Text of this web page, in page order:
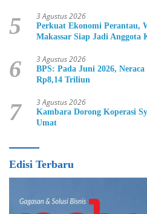
5 3 Agustus 2026
Perkuat Ekonomi Perantau,
Makassar Siap Jadi
6 3 Agustus 2026
BPS: Pada Juni 2026,
Rp8,14 Triliun
7 3 Agustus 2026
Kambara Dorong Koperasi
Umat
Edisi Terbaru